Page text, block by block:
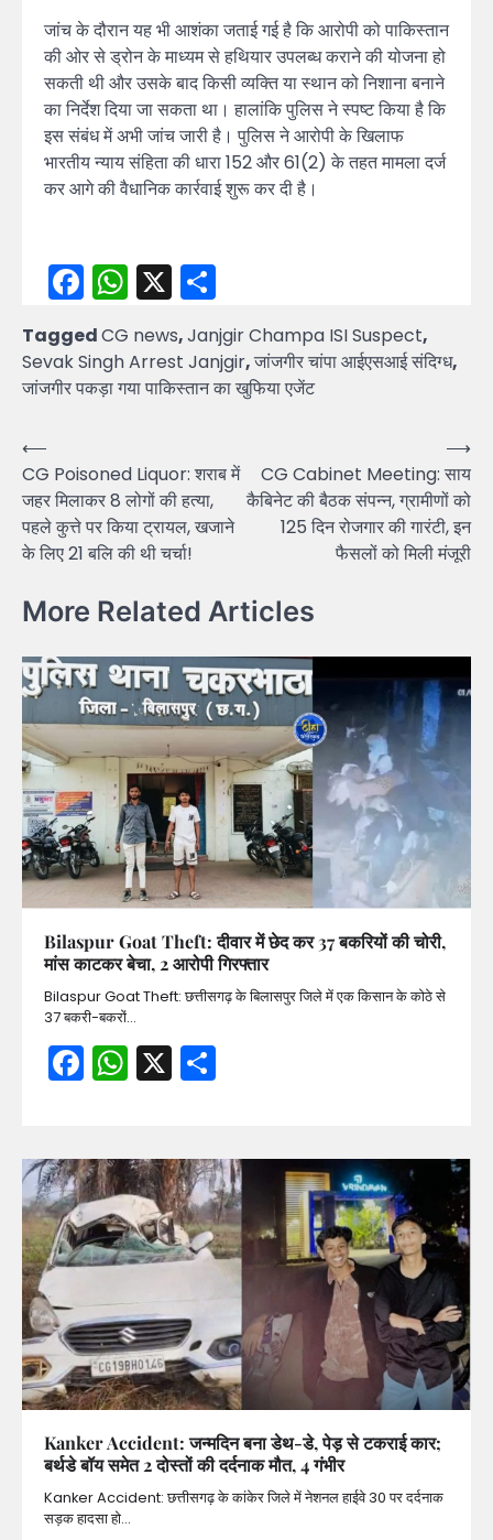
जांच के दौरान यह भी आशंका जताई गई है कि आरोपी को पाकिस्तान
की ओर से ड्रोन के माध्यम से हथियार उपलब्ध कराने की योजना हो
सकती थी और उसके बाद किसी व्यक्ति या स्थान को निशाना बनाने
का निर्देश दिया जा सकता था। हालांकि पुलिस ने स्पष्ट किया है कि
इस संबंध में अभी जांच जारी है। पुलिस ने आरोपी के खिलाफ
भारतीय न्याय संहिता की धारा 152 और 61(2) के तहत मामला दर्ज
कर आगे की वैधानिक कार्रवाई शुरू कर दी है।
Facebook
WhatsApp
X
TaggedCG news,Janjgir Champa ISI Suspect,
Sevak Singh Arrest Janjgir,जांजगीर चांपा आईएसआई संदिग्ध,
जांजगीर पकड़ा गया पाकिस्तान का खुफिया एजेंट
Post
navigation
⟵
CG Poisoned Liquor: शराब में
जहर मिलाकर 8 लोगों की हत्या,
पहले कुत्ते पर किया ट्रायल, खजाने
के लिए 21 बलि की थी चर्चा!
CG Cabinet Meeting: साय
कैबिनेट की बैठक संपन्न, ग्रामीणों को
125 दिन रोजगार की गारंटी, इन
फैसलों को मिली मंजूरी
⟶
More Related Articles
Bilaspur Goat Theft: दीवार में छेद कर 37 बकरियों की चोरी,
मांस काटकर बेचा, 2 आरोपी गिरफ्तार
Bilaspur Goat Theft: छत्तीसगढ़ के बिलासपुर जिले में एक किसान के कोठे से
37 बकरी-बकरों…
Facebook
WhatsApp
X
Kanker Accident: जन्मदिन बना डेथ-डे, पेड़ से टकराई कार;
बर्थडे बॉय समेत 2 दोस्तों की दर्दनाक मौत, 4 गंभीर
Kanker Accident: छत्तीसगढ़ के कांकेर जिले में नेशनल हाईवे 30 पर दर्दनाक
सड़क हादसा हो…